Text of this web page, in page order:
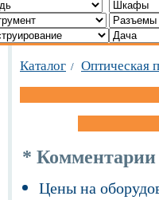
Каталог / Оптическая
* Комментарии
Цены на